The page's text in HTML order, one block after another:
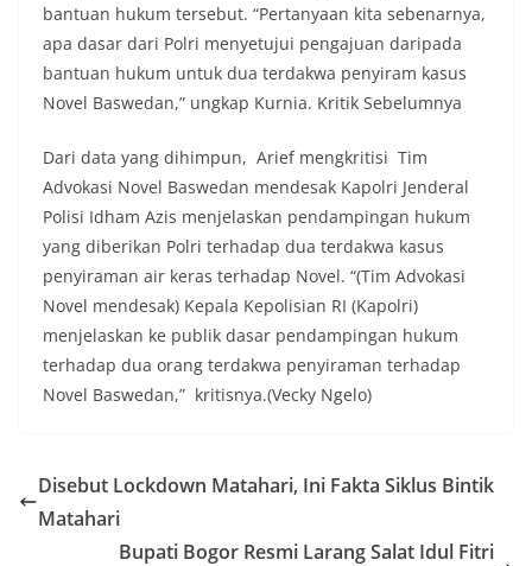
bantuan hukum tersebut. “Pertanyaan kita sebenarnya,
apa dasar dari Polri menyetujui pengajuan daripada
bantuan hukum untuk dua terdakwa penyiram kasus
Novel Baswedan,” ungkap Kurnia. Kritik Sebelumnya
Dari data yang dihimpun, Arief mengkritisi Tim
Advokasi Novel Baswedan mendesak Kapolri Jenderal
Polisi Idham Azis menjelaskan pendampingan hukum
yang diberikan Polri terhadap dua terdakwa kasus
penyiraman air keras terhadap Novel. “(Tim Advokasi
Novel mendesak) Kepala Kepolisian RI (Kapolri)
menjelaskan ke publik dasar pendampingan hukum
terhadap dua orang terdakwa penyiraman terhadap
Novel Baswedan,” kritisnya.(Vecky Ngelo)
Disebut Lockdown Matahari, Ini Fakta Siklus Bintik
Matahari
Bupati Bogor Resmi Larang Salat Idul Fitri